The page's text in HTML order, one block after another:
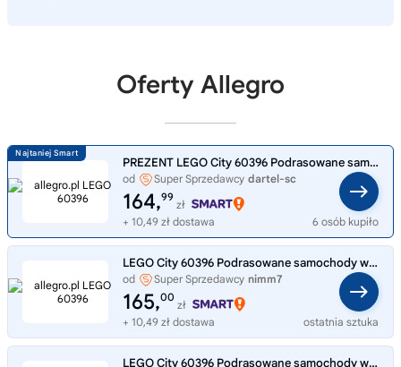
Oferty Allegro
PREZENT LEGO City 60396 Podrasowane samochody wyścigowe
od Super Sprzedawcy dartel-sc
164,99
zł
+ 10,49 zł dostawa
6 osób kupiło
LEGO City 60396 Podrasowane samochody wyścigowe
od Super Sprzedawcy nimm7
165,00
zł
+ 10,49 zł dostawa
ostatnia sztuka
LEGO City 60396 Podrasowane samochody wyścigowe